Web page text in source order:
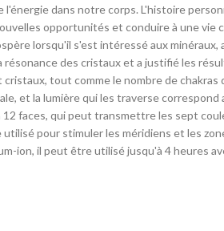
l'énergie dans notre corps. L'histoire
opportunités et conduire à une vie
lorsqu'il s'est intéressé aux
des cristaux et a justifié les
tout comme le nombre de chakras
et la lumière qui les traverse
faces, qui peut transmettre les sept
pour stimuler les méridiens et les
ion, il peut être utilisé jusqu'à 4 heures